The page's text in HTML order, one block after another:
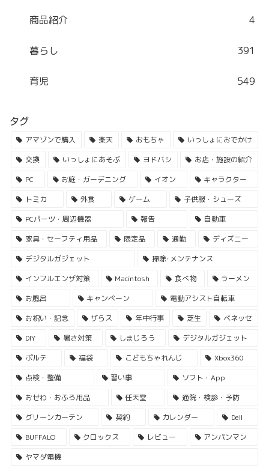
商品紹介 4
暮らし 391
育児 549
タグ
アマゾンで購入 楽天 おもちゃ
いっしょにおでかけ
交換
いっしょにあそぶ ヨドバシ
お店・施設の紹介
PC
お庭・ガーデニング イオン
キャラクター
トミカ
外食 ゲーム
子供服・シューズ
PCパーツ・周辺機器
報告
自動車
家具・セーフティ用品
限定品 通勤
ディズニー
デジタルガジェット
掃除･メンテナンス
インフルエンザ対策
Macintosh 食べ物
ラーメン
お風呂
キャンペーン
電動アシスト自転車
お祝い・記念
ザらス 年中行事 芝生
ベネッセ
DIY
暑さ対策 しまじろう
デジタルガジェット
ポルテ
福袋 こどもちゃれんじ
Xbox360
点検・整備
習い事
ソフト・App
おせわ・おふろ用品
任天堂
通院・検診・予防
グリーンカーテン
契約 カレンダー
Dell
BUFFALO
クロックス レビュー
アンパンマン
ヤマダ電機